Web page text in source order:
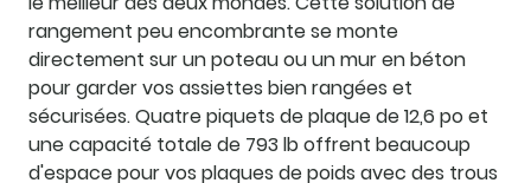
rangement peu encombrante se monte
directement sur un poteau ou un mur en béton
pour garder vos assiettes bien rangées et
sécurisées. Quatre piquets de plaque de 12,6 po et
une capacité totale de 793 lb offrent beaucoup
d'espace pour vos plaques de poids avec des trous